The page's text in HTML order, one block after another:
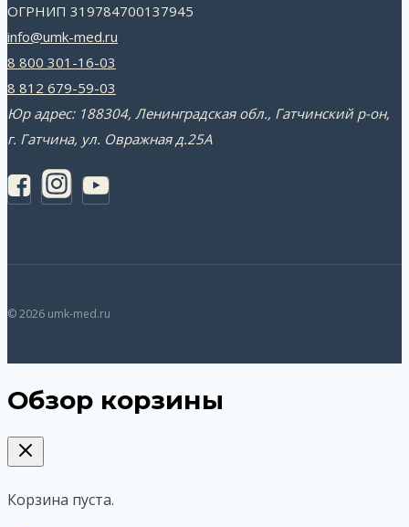
ОГРНИП 319784700137945
info@umk-med.ru
8 800 301-16-03
8 812 679-59-03
Юр адрес: 188304, Ленинградская обл., Гатчинский р-он,
г. Гатчина, ул. Овражная д.25А
© 2026 umk-med.ru
Обзор корзины
Корзина пуста.